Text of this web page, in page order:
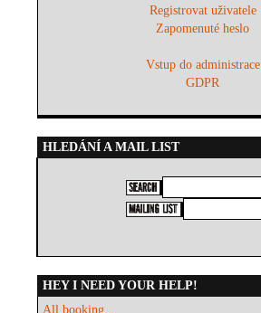
Registrovat uživatele
Zapomenuté heslo
Vstup do administrace
GDPR
HLEDÁNÍ A MAIL LIST
HEY I NEED YOUR HELP!
All booking...